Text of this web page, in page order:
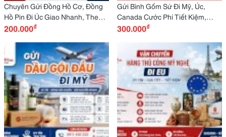
Chuyên Gửi Đồng Hồ Cơ, Đồng
Hồ Pin Đi Úc Giao Nhanh, Theo
Dõi Dễ Dàng, Tiết Kiệm
200.000₫
Gửi Bình Gốm Sứ Đi Mỹ, Úc,
Canada Cước Phí Tiết Kiệm,
Giao Hàng An Toàn
300.000₫